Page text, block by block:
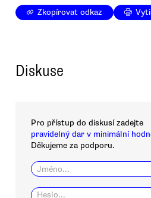
Zkopírovat odkaz
Diskuse
Pro přístup do diskusí zadejte
pravidelný dar v minimální
Děkujeme za podporu.